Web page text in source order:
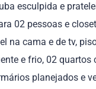
esculpida e
02 pessoas e
na cama e de tv,
e frio, 02 quartos
planejados e